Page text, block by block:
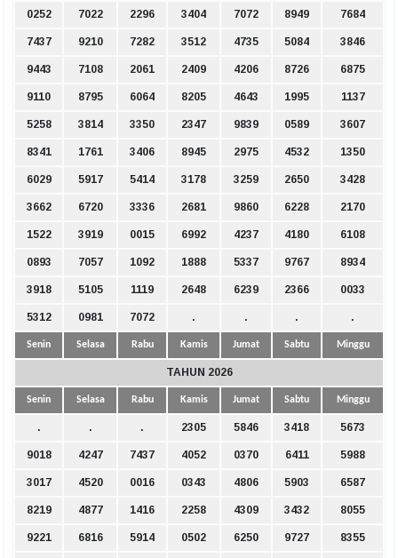
0252 7022 2296 3404 7072 8949 7684
7437 9210 7282 3512 4735 5084 3846
9443 7108 2061 2409 4206 8726 6875
9110 8795 6064 8205 4643 1995 1137
5258 3814 3350 2347 9839 0589 3607
8341 1761 3406 8945 2975 4532 1350
6029 5917 5414 3178 3259 2650 3428
3662 6720 3336 2681 9860 6228 2170
1522 3919 0015 6992 4237 4180 6108
0893 7057 1092 1888 5337 9767 8934
3918 5105 1119 2648 6239 2366 0033
5312 0981 7072 . . . .
Senin Selasa Rabu Kamis Jumat Sabtu Minggu
TAHUN 2026
Senin Selasa Rabu Kamis Jumat Sabtu Minggu
. . . 2305 5846 3418 5673
9018 4247 7437 4052 0370 6411 5988
3017 4520 0016 0343 4806 5903 6587
8219 4877 1416 2258 4309 3432 8055
9221 6816 5914 0502 6250 9727 8355